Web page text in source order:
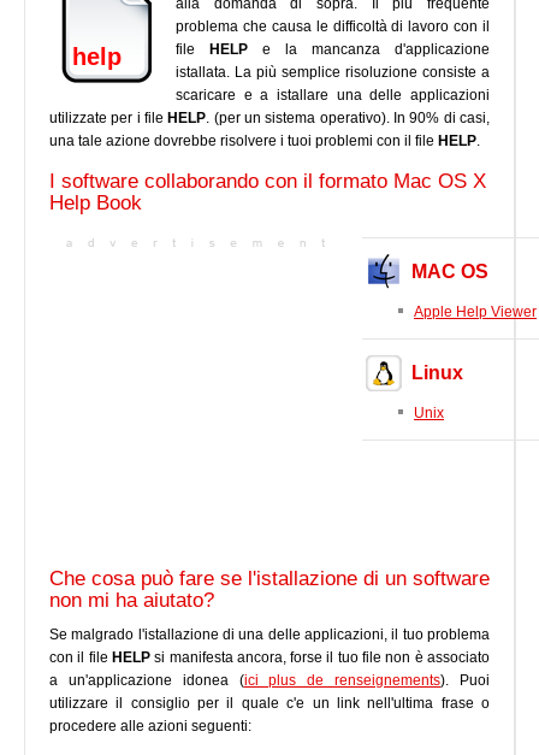
help
alla domanda di sopra. Il più frequente
problema che causa le difficoltà di lavoro con il
file
HELP e la mancanza d'applicazione
istallata. La più semplice risoluzione consiste a
scaricare e a istallare una delle applicazioni
utilizzate per i file HELP. (per un sistema operativo). In 90% di casi,
una tale azione dovrebbe risolvere i tuoi problemi con il file HELP.
I software collaborando con il formato Mac OS X
Help Book
MAC OS
Apple Help Viewer
Linux
Unix
Che cosa può fare se l'istallazione di un software
non mi ha aiutato?
Se malgrado l'istallazione di una delle applicazioni, il tuo problema
con il file HELPsi manifesta ancora, forse il tuo file non è associato
a un'applicazione idonea (ici plus de renseignements). Puoi
utilizzare il consiglio per il quale c'e un link nell'ultima frase o
procedere alle azioni seguenti: